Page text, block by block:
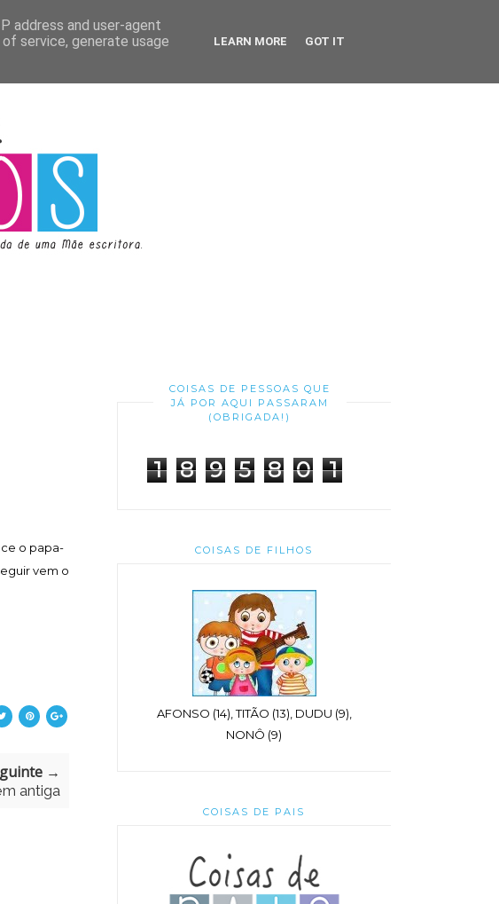
o papa-
vem o
→
antiga
COISAS DE PESSOAS QUE
JÁ POR AQUI PASSARAM
(OBRIGADA!)
1 8 9 5 8 0 1
COISAS DE FILHOS
AFONSO (14), TITÃO (13), DUDU (9),
NONÔ (9)
COISAS DE PAIS
address and user-agent
service, generate usage
LEARN MORE GOT IT